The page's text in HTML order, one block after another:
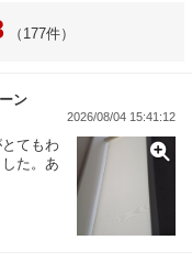
（177件）
ン
2026/08/04 15:41:12
てもわ
た。あ